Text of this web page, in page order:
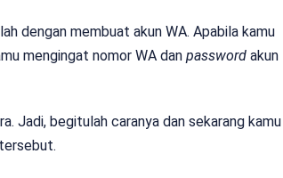
dengan membuat akun WA. Apabila kamu
mengingat nomor WA dan password akun
Jadi, begitulah caranya dan sekarang kamu